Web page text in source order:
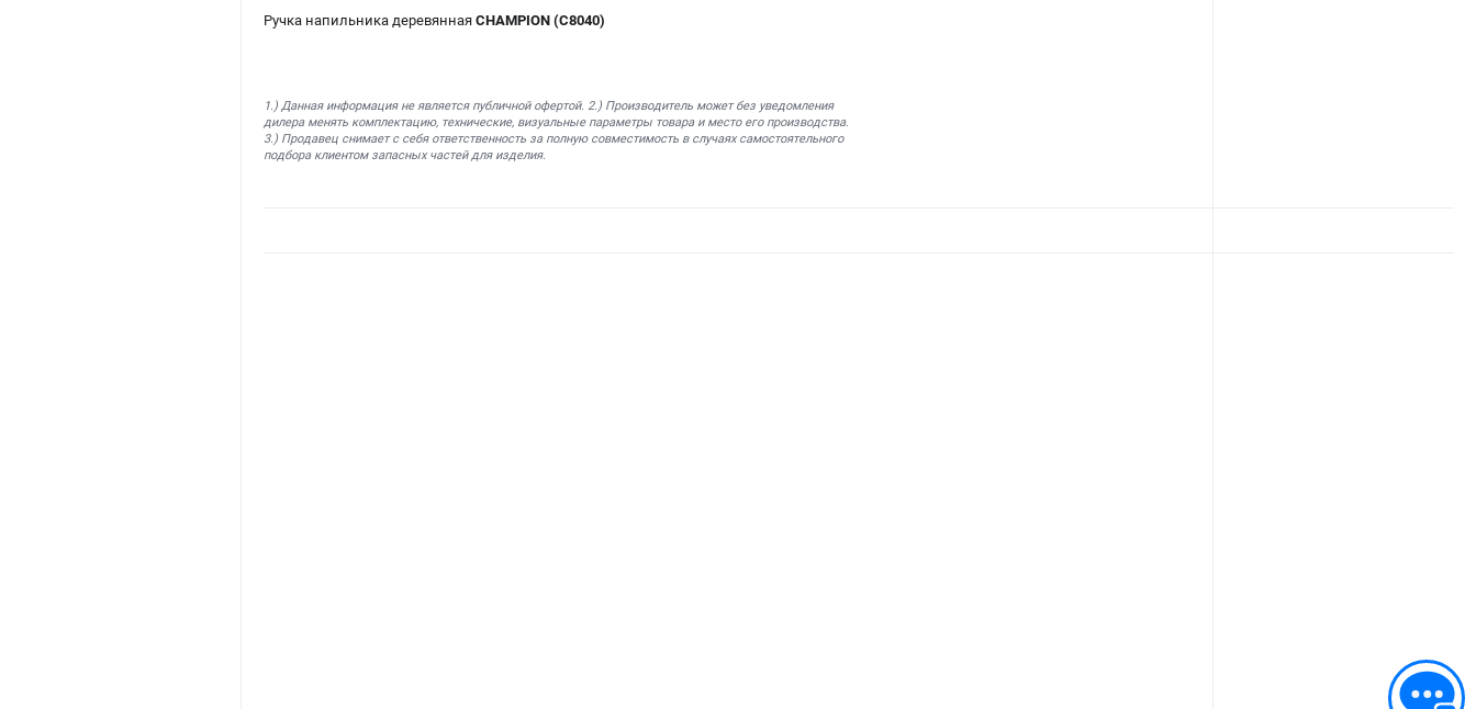
Ручка напильника деревянная CHAMPION (C8040)
1.) Данная информация не является публичной офертой. 2.) Производитель может без уведомления
дилера менять комплектацию, технические, визуальные параметры товара и место его производства.
3.) Продавец снимает с себя ответственность за полную совместимость в случаях самостоятельного
подбора клиентом запасных частей для изделия.